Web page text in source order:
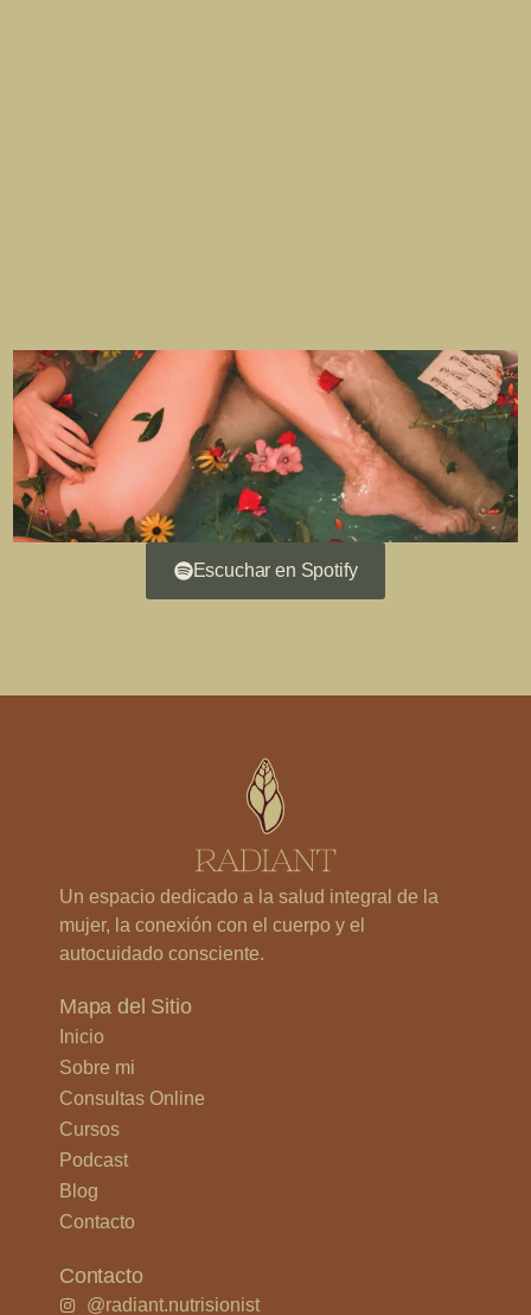
Escuchar en Spotify
Un espacio dedicado a la salud integral de la
mujer, la conexión con el cuerpo y el
autocuidado consciente.
Mapa del Sitio
Inicio
Sobre mi
Consultas Online
Cursos
Podcast
Blog
Contacto
Contacto
@radiant.nutrisionist